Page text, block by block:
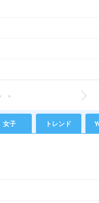
女子 トレンド